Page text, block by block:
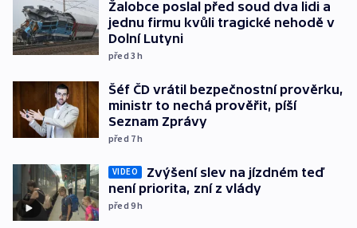
Žalobce poslal před soud dva lidi a
jednu firmu kvůli tragické nehodě v
Dolní Lutyni
před 3h
Šéf ČD vrátil bezpečnostní prověrku,
ministr to nechá prověřit, píší
Seznam Zprávy
před 7h
VIDEO
Zvýšení slev na jízdném teď
není priorita, zní z vlády
před 9h